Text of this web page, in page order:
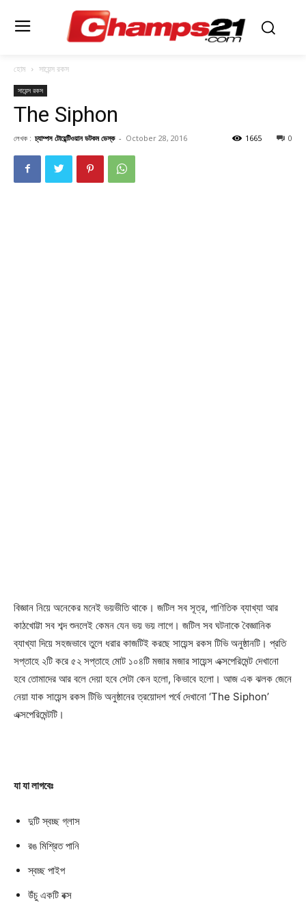
হোম সায়েন্স রকস
সায়েন্স রকস
The Siphon
লেখক : চ্যাম্পস টোয়েন্টিওয়ান ডটকম ডেস্ক - October 28, 2016 0
1665
বিজ্ঞান নিয়ে অনেকের মনেই ভয়ভীতি থাকে। জটিল সব সূত্র, গাণিতিক ব্যাখ্যা আর
কাঠখোট্টা সব শব্দ শুনলেই কেমন যেন ভয় ভয় লাগে। জটিল সব ঘটনাকে বৈজ্ঞানিক
ব্যাখ্যা দিয়ে সহজভাবে তুলে ধরার কাজটিই করছে সায়েন্স রকস টিভি অনুষ্ঠানটি। প্রতি
সপ্তাহে ২টি করে ৫২ সপ্তাহে মোট ১০৪টি মজার মজার সায়েন্স এক্সপেরিমেন্ট দেখানো
হবে তোমাদের আর বলে দেয়া হবে সেটা কেন হলো, কিভাবে হলো। আজ এক ঝলক জেনে
নেয়া যাক সায়েন্স রকস টিভি অনুষ্ঠানের ত্রয়োদশ পর্বে দেখানো ‘The Siphon’
এক্সপেরিমেন্টটি।
যা যা লাগবেঃ
দুটি স্বচ্ছ গ্লাস
রঙ মিশ্রিত পানি
স্বচ্ছ পাইপ
উঁচু একটি বক্স